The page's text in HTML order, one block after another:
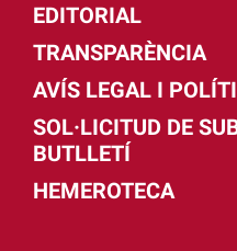
EDITORIAL
TRANSPARÈNCIA
AVÍS LEGAL I
SOL·LICITUD DE
BUTLLETÍ
HEMEROTECA